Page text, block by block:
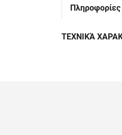
Πληροφορίες
ΤΕΧΝΙΚΆ